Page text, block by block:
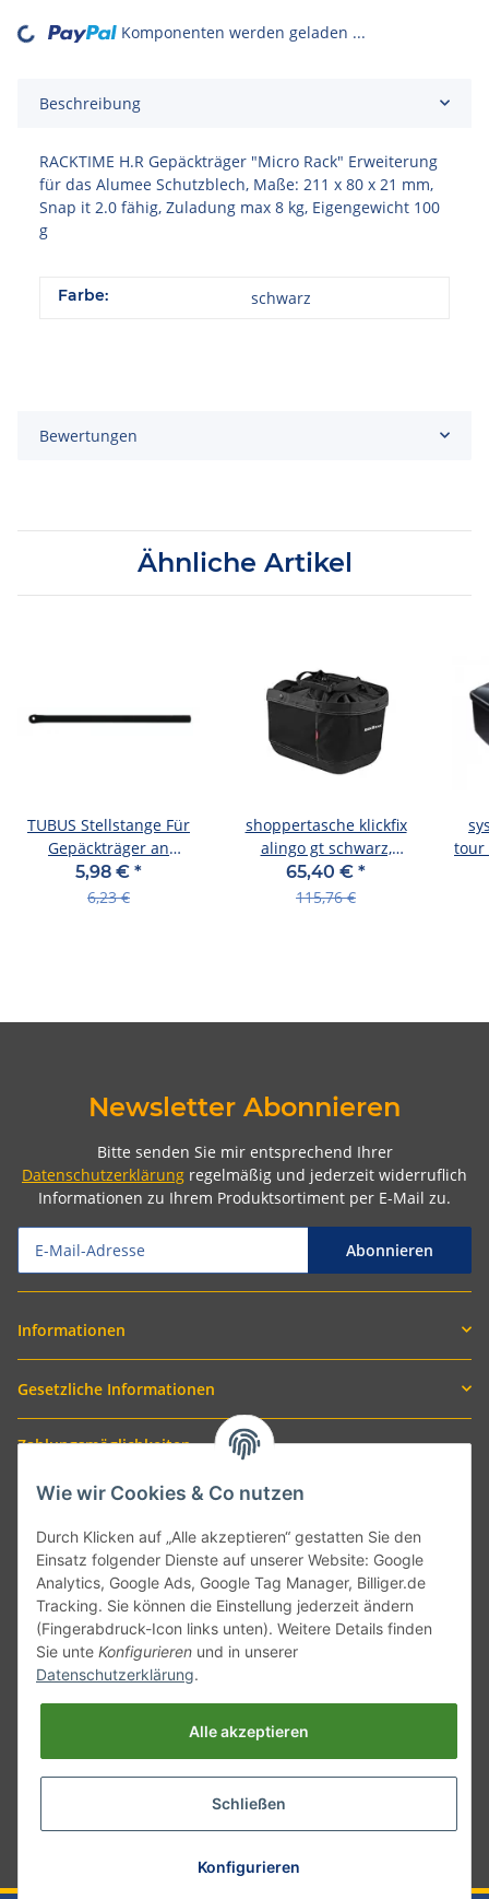
Loading... Komponenten werden geladen ...
Beschreibung
RACKTIME H.R Gepäckträger "Micro Rack" Erweiterung
für das Alumee Schutzblech, Maße: 211 x 80 x 21 mm,
Snap it 2.0 fähig, Zuladung max 8 kg, Eigengewicht 100
g
Farbe: schwarz
Bewertungen
Ähnliche Artikel
TUBUS Stellstange Für
Gepäckträger an
Rahmenösen, gerade, Ø
5,98 € *
6,23 €
shoppertasche klickfix
alingo gt schwarz,
41x29x24cm f. rackt.-
gepäcktr
65,40 € *
115,76 €
tour
Newsletter Abonnieren
Bitte senden Sie mir entsprechend Ihrer
Datenschutzerklärung regelmäßig und jederzeit widerruflich
Informationen zu Ihrem Produktsortiment per E-Mail zu.
Abonnieren
Informationen
Gesetzliche Informationen
Zahlungsmöglichkeiten
Versand mit
* Alle Preise inkl. gesetzlicher USt., zzgl.Versand
Wie wir Cookies & Co nutzen
Durch Klicken auf „Alle akzeptieren“ gestatten Sie den
Einsatz folgender Dienste auf unserer Website: Google
Analytics, Google Ads, Google Tag Manager, Billiger.de
Tracking. Sie können die Einstellung jederzeit ändern
(Fingerabdruck-Icon links unten). Weitere Details finden
Sie unte Konfigurieren und in unserer
Datenschutzerklärung.
Alle akzeptieren
Schließen
Konfigurieren